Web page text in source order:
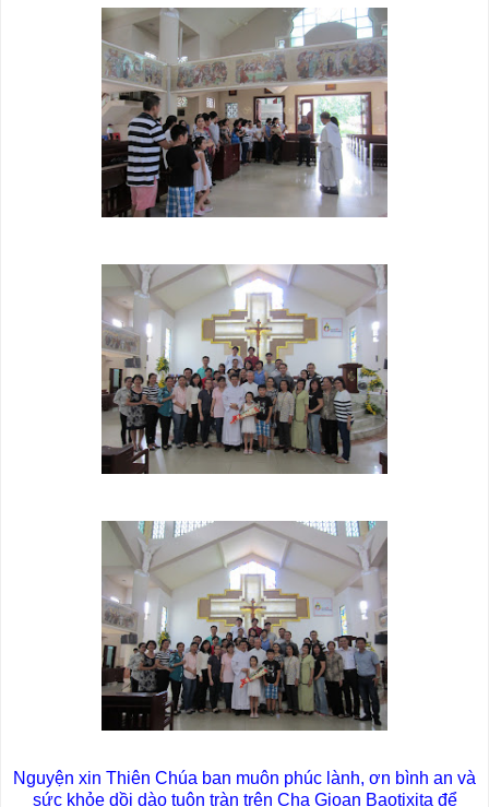
Nguyện xin Thiên Chúa ban muôn phúc lành, ơn bình an và
sức khỏe dồi dào tuôn tràn trên Cha Gioan Baotixita để